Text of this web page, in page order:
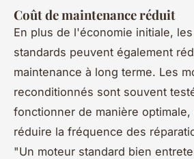
Coût de maintenance réduit
En plus de l'économie initiale,
standards peuvent également
maintenance à long terme. Les
reconditionnés sont souvent
fonctionner de manière
réduire la fréquence des
"Un moteur standard bien